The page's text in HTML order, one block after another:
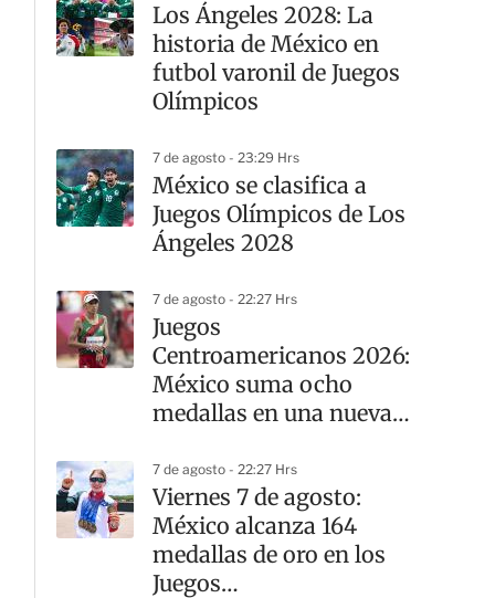
Los Ángeles 2028: La
historia de México en
futbol varonil de Juegos
Olímpicos
7 de agosto - 23:29 Hrs
México se clasifica a
Juegos Olímpicos de Los
Ángeles 2028
7 de agosto - 22:27 Hrs
Juegos
Centroamericanos 2026:
México suma ocho
medallas en una nueva
7 de agosto - 22:27 Hrs
Viernes 7 de agosto:
México alcanza 164
medallas de oro en los
Juegos